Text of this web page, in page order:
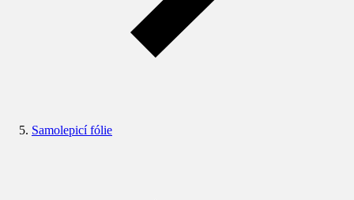
Samolepicí fólie